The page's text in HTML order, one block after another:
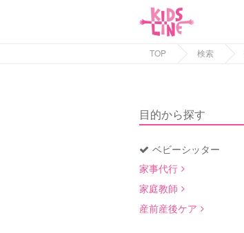
TOP 検索
目的から探す
ベビーシッター
家事代行
家庭教師
産前産後ケア